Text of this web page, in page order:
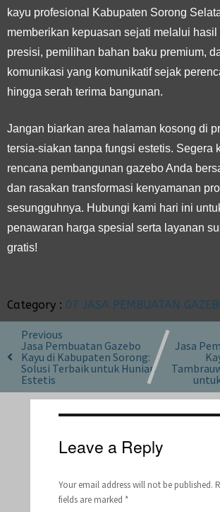
kayu profesional Kabupaten Sorong
memberikan kepuasan sejati melalui
presisi, pemilihan bahan baku premium,
komunikasi yang komunikatif sejak
hingga serah terima bangunan.
Jangan biarkan area halaman kosong di
tersia-siakan tanpa fungsi estetis. Segera
rencana pembangunan gazebo Anda
dan rasakan transformasi kenyamanan
sesungguhnya. Hubungi kami hari ini
penawaran harga spesial serta layanan
gratis!
Category : 07 JASA PEMBUATAN
Previous
Jasa Pembuatan Gazebo
Kayu di Kabupaten Sorong:
Solusi Terbaik untuk Hunian
Estetis
Jasa
Leave a Reply
Your email address will not be published.
fields are marked *